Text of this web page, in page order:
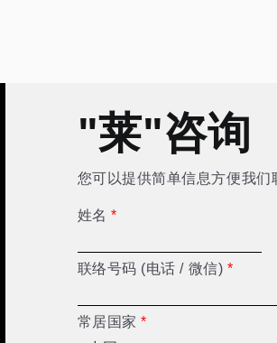
"莱"咨询
您可以提供简单信息方便我们
姓名*
联络号码 (电话 / 微信) *
常居国家*